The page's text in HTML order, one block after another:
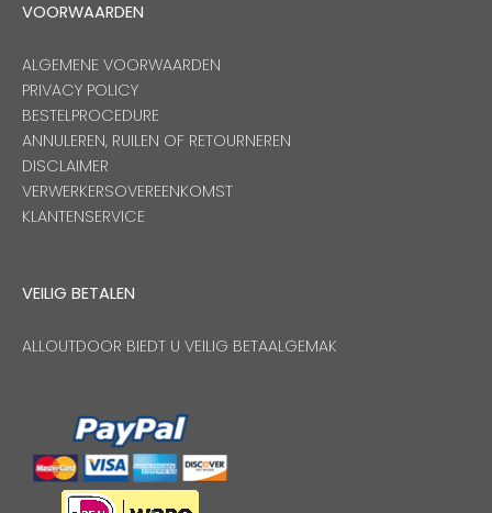
VOORWAARDEN
ALGEMENE VOORWAARDEN
PRIVACY POLICY
BESTELPROCEDURE
ANNULEREN, RUILEN OF RETOURNEREN
DISCLAIMER
VERWERKERSOVEREENKOMST
KLANTENSERVICE
VEILIG BETALEN
ALLOUTDOOR BIEDT U VEILIG BETAALGEMAK